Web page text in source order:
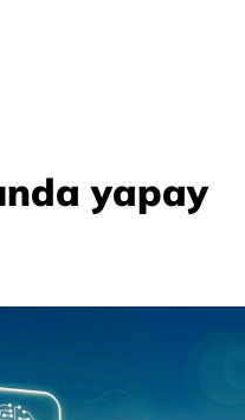
yapay